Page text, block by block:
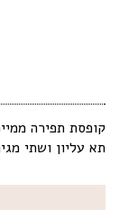
קופסת תפירה
תא עליון ושתי